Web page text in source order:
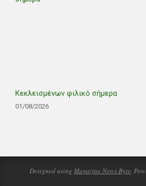
Κεκλεισμένων φιλικό σήμερα
01/08/2026
Designed using Magazine News Byte.